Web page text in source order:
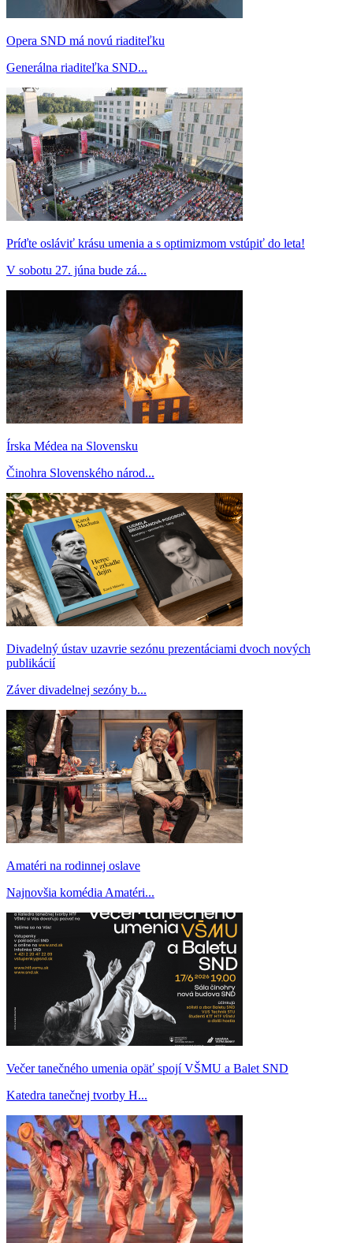
Opera SND má novú riaditeľku
Generálna riaditeľka SND...
Príďte osláviť krásu umenia a s optimizmom vstúpiť do leta!
V sobotu 27. júna bude zá...
Írska Médea na Slovensku
Činohra Slovenského národ...
Divadelný ústav uzavrie sezónu prezentáciami dvoch nových
publikácií
Záver divadelnej sezóny b...
Amatéri na rodinnej oslave
Najnovšia komédia Amatéri...
Večer tanečného umenia opäť spojí VŠMU a Balet SND
Katedra tanečnej tvorby H...